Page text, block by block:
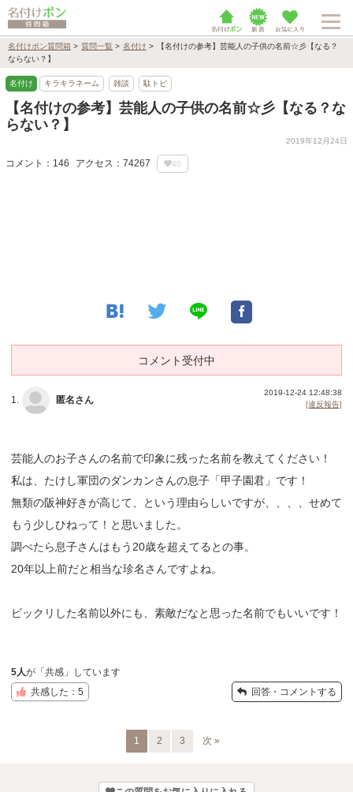
名付けポン質問箱 > 質問一覧 > 名付け >
【名付けの参考】芸能人の子供の名前☆彡【なる？
ならない？】
名付け キラキラネーム 雑談 駄トピ
【名付けの参考】芸能人の子供の名前☆彡【なる？な
らない？】
2019年12月24日
コメント：146 アクセス：74267 40
コメント受付中
1. 匿名さん
2019-12-24 12:48:38
[違反報告]
芸能人のお子さんの名前で印象に残った名前を教えてください！
私は、たけし軍団のダンカンさんの息子「甲子園君」です！
無類の阪神好きが高じて、という理由らしいですが、、、、せめて
もう少しひねって！と思いました。
調べたら息子さんはもう20歳を超えてるとの事。
20年以上前だと相当な珍名さんですよね。
ビックリした名前以外にも、素敵だなと思った名前でもいいです！
5人が「共感」しています
共感した：5
回答・コメントする
1 2 3 次 »